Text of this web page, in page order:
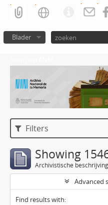
Blader
Filters
Showing
Archivistische beschrijving
Advanced
Find results with: